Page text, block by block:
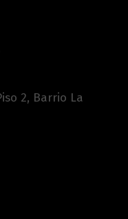
2, Barrio La